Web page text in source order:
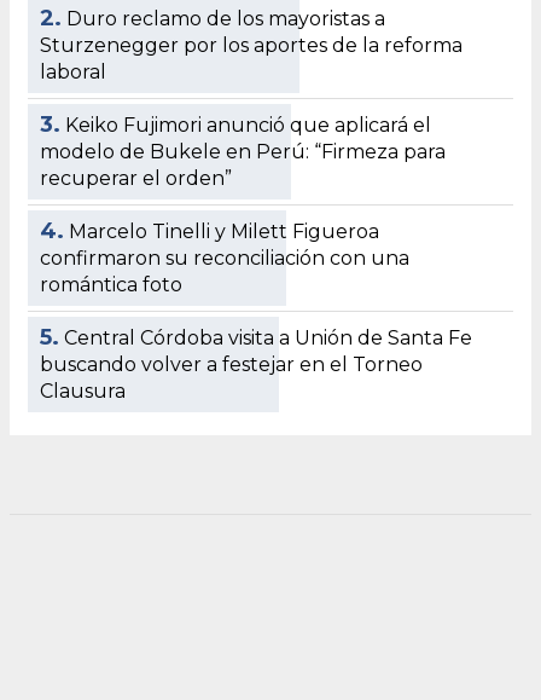
2. Duro reclamo de los mayoristas a
Sturzenegger por los aportes de la reforma
laboral
3. Keiko Fujimori anunció que aplicará el
modelo de Bukele en Perú: “Firmeza para
recuperar el orden”
4. Marcelo Tinelli y Milett Figueroa
confirmaron su reconciliación con una
romántica foto
5. Central Córdoba visita a Unión de Santa Fe
buscando volver a festejar en el Torneo
Clausura